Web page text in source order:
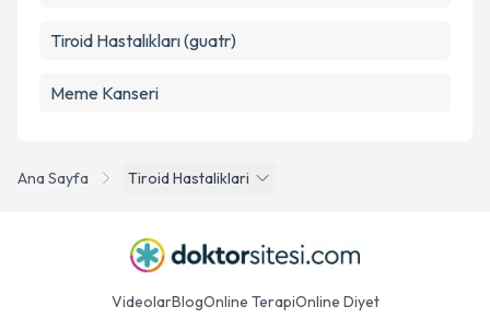
Ana Sayfa Tiroid Hastaliklari
Tiroid Hastalıkları (guatr)
Meme Kanseri
VideolarBlogOnline TerapiOnline Diyet